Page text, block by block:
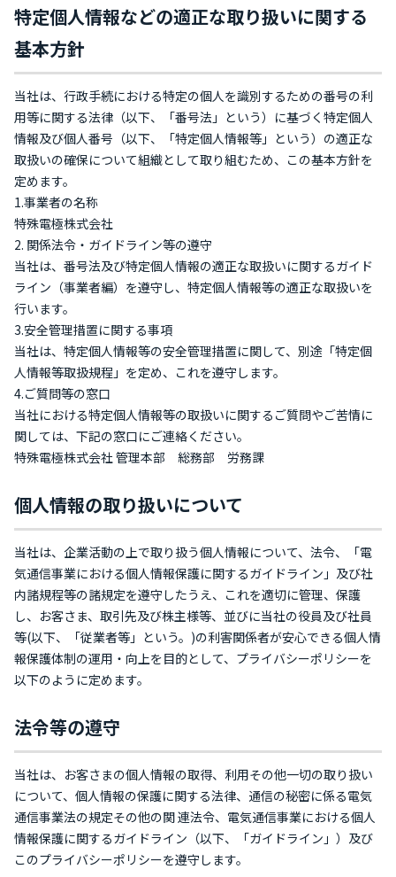
特定個人情報などの適正な取り扱いに関する
基本方針
当社は、行政手続における特定の個人を識別するための番号の利
用等に関する法律（以下、「番号法」という）に基づく特定個人
情報及び個人番号（以下、「特定個人情報等」という）の適正な
取扱いの確保について組織として取り組むため、この基本方針を
定めます。
1.事業者の名称
特殊電極株式会社
2. 関係法令・ガイドライン等の遵守
当社は、番号法及び特定個人情報の適正な取扱いに関するガイド
ライン（事業者編）を遵守し、特定個人情報等の適正な取扱いを
行います。
3.安全管理措置に関する事項
当社は、特定個人情報等の安全管理措置に関して、別途「特定個
人情報等取扱規程」を定め、これを遵守します。
4.ご質問等の窓口
当社における特定個人情報等の取扱いに関するご質問やご苦情に
関しては、下記の窓口にご連絡ください。
特殊電極株式会社 管理本部 総務部 労務課
個人情報の取り扱いについて
当社は、企業活動の上で取り扱う個人情報について、法令、「電
気通信事業における個人情報保護に関するガイドライン」及び社
内諸規程等の諸規定を遵守したうえ、これを適切に管理、保護
し、お客さま、取引先及び株主様等、並びに当社の役員及び社員
等(以下、「従業者等」という。)の利害関係者が安心できる個人情
報保護体制の運用・向上を目的として、プライバシーポリシーを
以下のように定めます。
法令等の遵守
当社は、お客さまの個人情報の取得、利用その他一切の取り扱い
について、個人情報の保護に関する法律、通信の秘密に係る電気
通信事業法の規定その他の関 連法令、電気通信事業における個人
情報保護に関するガイドライン（以下、「ガイドライン」）及び
このプライバシーポリシーを遵守します。